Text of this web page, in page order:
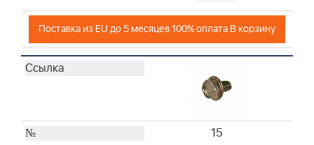
Поставка из EU до 5 месяцев 100% оплата В корзину
15